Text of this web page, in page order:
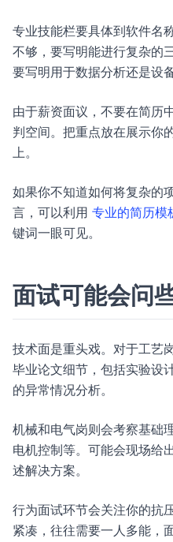
专业技能栏要具体到软件名
不够，要写明能进行复杂的
要写明用于数据分析还是设
由于薪资面议，不要在简历
判空间。把重点放在展示你
上。
如果你不知道如何将复杂的
言，可以利用 专业的简历模
键词一眼可见。
面试可能会问
技术面是重头戏。对于工艺
毕业论文细节，包括实验设
的异常情况分析。
机械和电气岗则会考察基础
电机控制等。可能会现场给
述解决方案。
行为面试环节会关注你的抗
紧凑，往往需要一人多能，